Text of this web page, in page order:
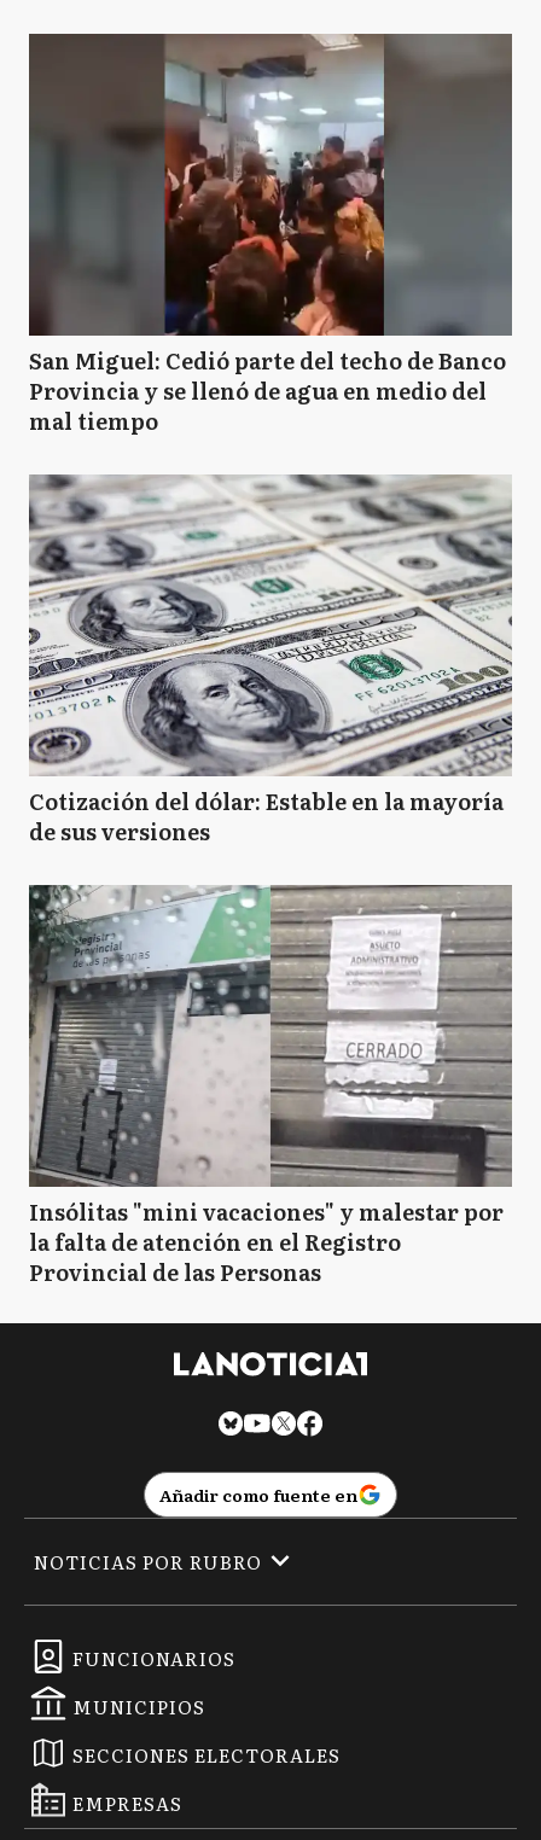
San Miguel: Cedió parte del techo de Banco
Provincia y se llenó de agua en medio del
mal tiempo
Cotización del dólar: Estable en la mayoría
de sus versiones
Insólitas "mini vacaciones" y malestar por
la falta de atención en el Registro
Provincial de las Personas
Añadir como fuente en
FUNCIONARIOS
MUNICIPIOS
SECCIONES ELECTORALES
EMPRESAS
NOTICIAS POR RUBRO